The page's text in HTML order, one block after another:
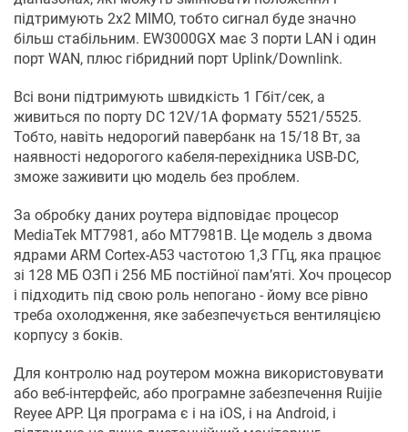
підтримують 2х2 MIMO, тобто сигнал буде значно
більш стабільним. EW3000GX має 3 порти LAN і один
порт WAN, плюс гібридний порт Uplink/Downlink.
Всі вони підтримують швидкість 1 Гбіт/сек, а
живиться по порту DC 12V/1A формату 5521/5525.
Тобто, навіть недорогий павербанк на 15/18 Вт, за
наявності недорогого кабеля-перехідника USB-DC,
зможе заживити цю модель без проблем.
За обробку даних роутера відповідає процесор
MediaTek MT7981, або MT7981B. Це модель з двома
ядрами ARM Cortex-A53 частотою 1,3 ГГц, яка працює
зі 128 МБ ОЗП і 256 МБ постійної пам’яті. Хоч процесор
і підходить під свою роль непогано - йому все рівно
треба охолодження, яке забезпечується вентиляцією
корпусу з боків.
Для контролю над роутером можна використовувати
або веб-інтерфейс, або програмне забезпечення Ruijie
Reyee APP. Ця програма є і на iOS, і на Android, і